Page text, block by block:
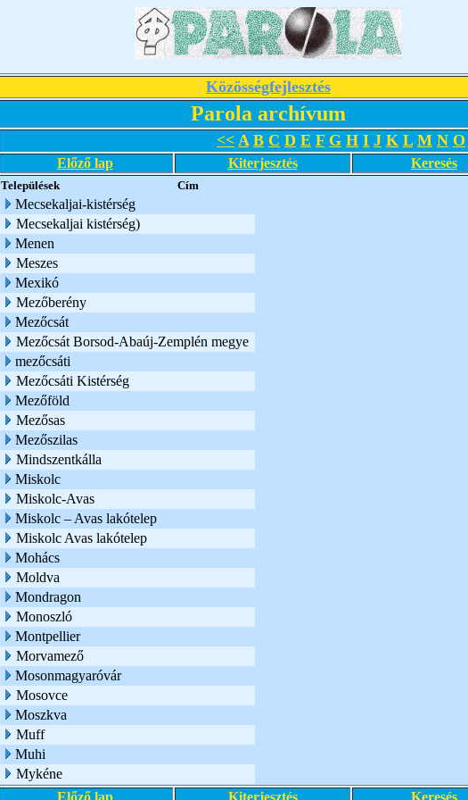
Közösségfejlesztés
Parola archívum
<< A B C D E F G H I J K L M N O
Előző lap Kiterjesztés Keresés
Települések Cím
Mecsekaljai-kistérség
Mecsekaljai kistérség)
Menen
Meszes
Mexikó
Mezőberény
Mezőcsát
Mezőcsát Borsod-Abaúj-Zemplén megye
mezőcsáti
Mezőcsáti Kistérség
Mezőföld
Mezősas
Mezőszilas
Mindszentkálla
Miskolc
Miskolc-Avas
Miskolc – Avas lakótelep
Miskolc Avas lakótelep
Mohács
Moldva
Mondragon
Monoszló
Montpellier
Morvamező
Mosonmagyaróvár
Mosovce
Moszkva
Muff
Muhi
Mykéne
Előző lap
Kiterjesztés Keresés